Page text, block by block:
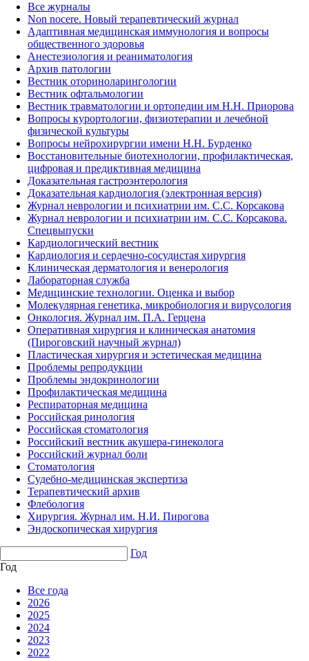
Все журналы
Non nocere. Новый терапевтический журнал
Адаптивная медицинская иммунология и вопросы
общественного здоровья
Анестезиология и реаниматология
Архив патологии
Вестник оториноларингологии
Вестник офтальмологии
Вестник травматологии и ортопедии им Н.Н. Приорова
Вопросы курортологии, физиотерапии и лечебной
физической культуры
Вопросы нейрохирургии имени Н.Н. Бурденко
Восстановительные биотехнологии, профилактическая,
цифровая и предиктивная медицина
Доказательная гастроэнтерология
Доказательная кардиология (электронная версия)
Журнал неврологии и психиатрии им. С.С. Корсакова
Журнал неврологии и психиатрии им. С.С. Корсакова.
Спецвыпуски
Кардиологический вестник
Кардиология и сердечно-сосудистая хирургия
Клиническая дерматология и венерология
Лабораторная служба
Медицинские технологии. Оценка и выбор
Молекулярная генетика, микробиология и вирусология
Онкология. Журнал им. П.А. Герцена
Оперативная хирургия и клиническая анатомия
(Пироговский научный журнал)
Пластическая хирургия и эстетическая медицина
Проблемы репродукции
Проблемы эндокринологии
Профилактическая медицина
Респираторная медицина
Российская ринология
Российская стоматология
Российский вестник акушера-гинеколога
Российский журнал боли
Стоматология
Судебно-медицинская экспертиза
Терапевтический архив
Флебология
Хирургия. Журнал им. Н.И. Пирогова
Эндоскопическая хирургия
Год
Год
Все года
2026
2025
2024
2023
2022